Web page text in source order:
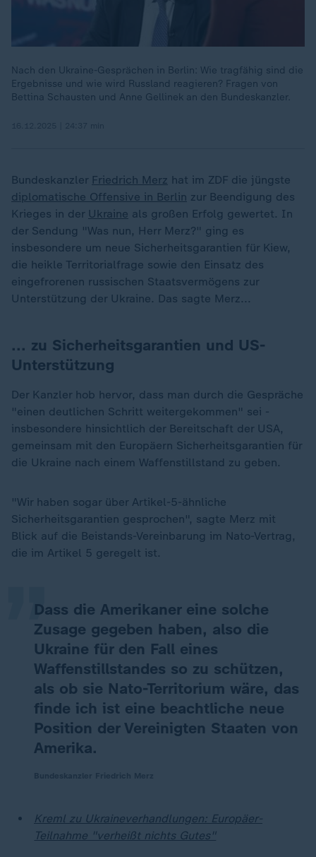
Nach den Ukraine-Gesprächen in Berlin: Wie tragfähig sind die
Ergebnisse und wie wird Russland reagieren? Fragen von
Bettina Schausten und Anne Gellinek an den Bundeskanzler.
Bundeskanzler Friedrich Merz hat im ZDF die jüngste
diplomatische Offensive in Berlin zur Beendigung des
Krieges in der Ukraine als großen Erfolg gewertet. In
der Sendung "Was nun, Herr Merz?" ging es
insbesondere um neue Sicherheitsgarantien für Kiew,
die heikle Territorialfrage sowie den Einsatz des
eingefrorenen russischen Staatsvermögens zur
Unterstützung der Ukraine. Das sagte Merz...
... zu Sicherheitsgarantien und US-
Unterstützung
Der Kanzler hob hervor, dass man durch die Gespräche
"einen deutlichen Schritt weitergekommen" sei -
insbesondere hinsichtlich der Bereitschaft der USA,
gemeinsam mit den Europäern Sicherheitsgarantien für
die Ukraine nach einem Waffenstillstand zu geben.
"Wir haben sogar über Artikel-5-ähnliche
Sicherheitsgarantien gesprochen", sagte Merz mit
Blick auf die Beistands-Vereinbarung im Nato-Vertrag,
die im Artikel 5 geregelt ist.
Dass die Amerikaner eine solche
Zusage gegeben haben, also die
Ukraine für den Fall eines
Waffenstillstandes so zu schützen,
als ob sie Nato-Territorium wäre, das
finde ich ist eine beachtliche neue
Position der Vereinigten Staaten von
Amerika.
„
Kreml zu Ukraineverhandlungen: Europäer-
Teilnahme "verheißt nichts Gutes"